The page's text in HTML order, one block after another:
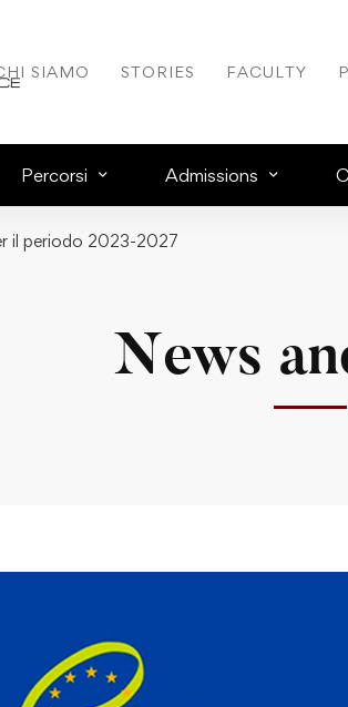
SIAMO STORIES FACULTY
Percorsi Admissions
il periodo 2023-2027
News